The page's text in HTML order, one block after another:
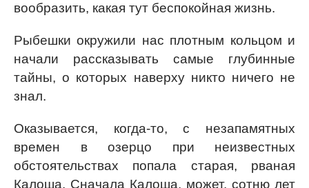
вообразить, какая тут беспокойная жизнь.
Рыбешки окружили нас плотным кольцом и
начали рассказывать самые глубинные
тайны, о которых наверху никто ничего не
знал.
Оказывается, когда-то, с незапамятных
времен в озерцо при неизвестных
обстоятельствах попала старая, рваная
Калоша. Сначала Калоша, может, сотню лет